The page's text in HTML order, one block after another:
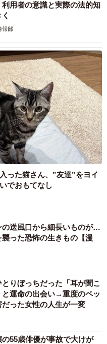
用者の意識と実際の法的知
報部
った猫さん、”友達”をヨイ
でおもてなし
の送風口から細長いものが…
った恐怖の生きもの【漫
りぼっちだった「耳が聞こ
と運命の出会い→重度のペッ
だった女性の人生が一変
の55歳俳優が事故で大けが